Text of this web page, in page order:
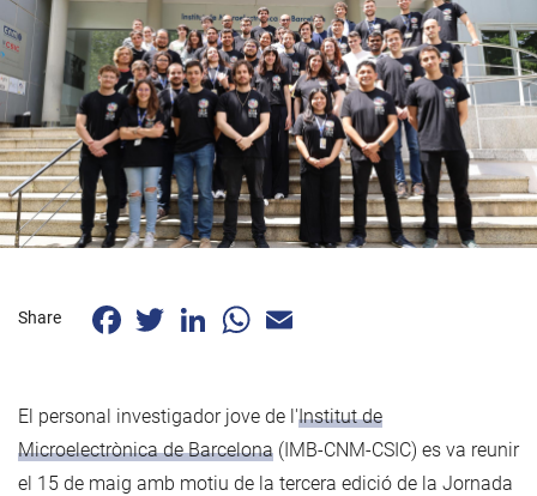
Share FacebookTwitterLinkedInWhatsApp
El personal investigador jove de l'Institut de
Microelectrònica de Barcelona (IMB-CNM-CSIC) es va reunir
el 15 de maig amb motiu de la tercera edició de la Jornada